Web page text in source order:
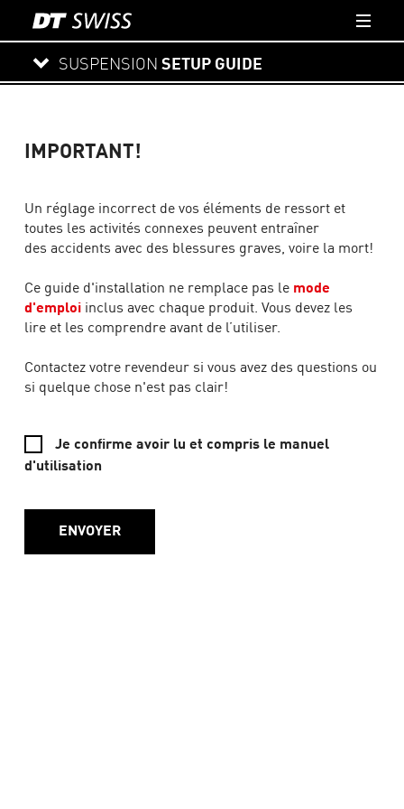
SUSPENSION SETUP GUIDE
LOGIN
FOURCHES
CALCULATEUR DE RAYONS
IMPORTANT!
Un réglage incorrect de vos éléments de ressort et
toutes les activités connexes peuvent entraîner
des accidents avec des blessures graves, voire la mort!
Ce guide d'installation ne remplace pas le mode
d'emploiinclus avec chaque produit. Vous devez les
lire et les comprendre avant de l’utiliser.
Contactez votre revendeur si vous avez des questions ou
si quelque chose n'est pas clair!
Je confirme avoir lu et compris le manuel
d'utilisation
ENVOYER